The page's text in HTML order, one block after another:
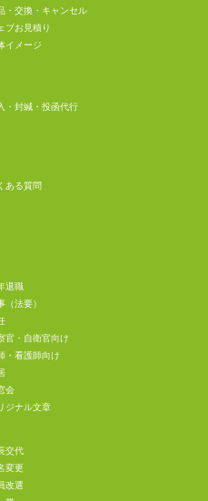
・交換・キャンセル
ブお見積り
イメージ
・封緘・投函代行
ある質問
退職
（法要）
官・自衛官向け
・看護師向け
会
ジナル文章
交代
変更
改選